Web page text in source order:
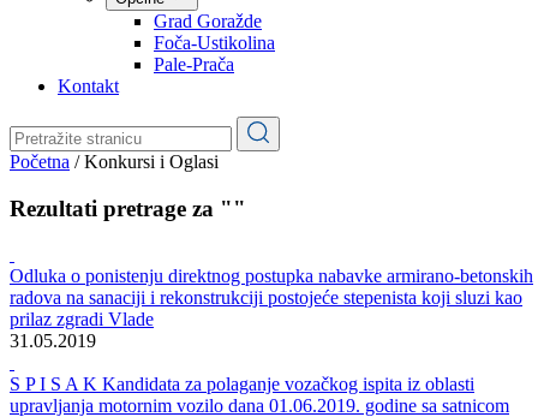
Obrazovanje
Općine
Pale-Prača
Kontakt
Konkursi i Oglasi
Rezultati pretrage za ""